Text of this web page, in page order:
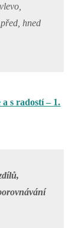
hned
s radostí – 1.